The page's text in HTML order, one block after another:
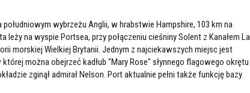
południowym wybrzeżu Anglii, w hrabstwie Hampshire, 103 km na
na wyspie Portsea, przy połączeniu cieśniny Solent z Kanałem La
morskiej Wielkiej Brytanii. Jednym z najciekawszych miejsc jest
można obejrzeć kadłub "Mary Rose" słynnego flagowego okrętu
zginął admirał Nelson. Port aktualnie pełni także funkcję bazy